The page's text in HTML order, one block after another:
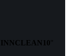
INNCLEAN10"